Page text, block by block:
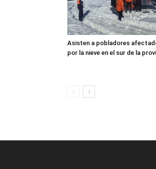
Asisten a pobladores
por la nieve en el sur de la